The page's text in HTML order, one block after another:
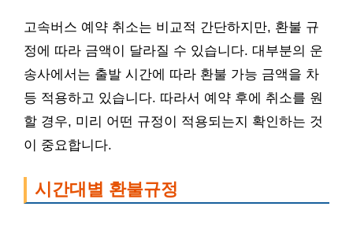
고속버스 예약 취소는 비교적 간단하지만, 환불 규
정에 따라 금액이 달라질 수 있습니다. 대부분의 운
송사에서는 출발 시간에 따라 환불 가능 금액을 차
등 적용하고 있습니다. 따라서 예약 후에 취소를 원
할 경우, 미리 어떤 규정이 적용되는지 확인하는 것
이 중요합니다.
시간대별 환불규정